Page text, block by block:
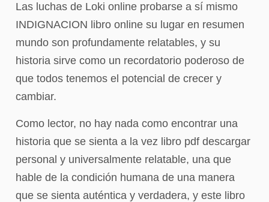
Las luchas de Loki online probarse a sí mismo
INDIGNACION libro online​ su lugar en resumen
mundo son profundamente relatables, y su
historia sirve como un recordatorio poderoso de
que todos tenemos el potencial de crecer y
cambiar.
Como lector, no hay nada como encontrar una
historia que se sienta a la vez libro pdf descargar
personal y universalmente relatable, una que
hable de la condición humana de una manera
que se sienta auténtica y verdadera, y este libro